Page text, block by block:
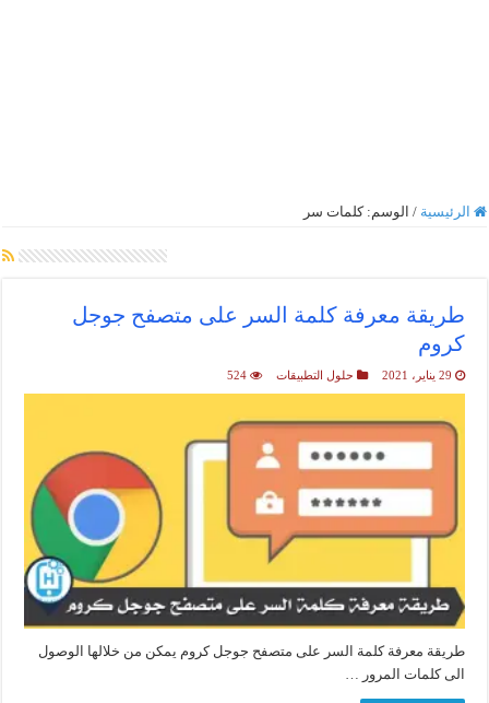
الرئيسية / الوسم: كلمات سر
طريقة معرفة كلمة السر على متصفح جوجل
كروم
29 يناير، 2021 حلول التطبيقات 524
طريقة معرفة كلمة السر على متصفح جوجل كروم يمكن من خلالها الوصول
الى كلمات المرور …